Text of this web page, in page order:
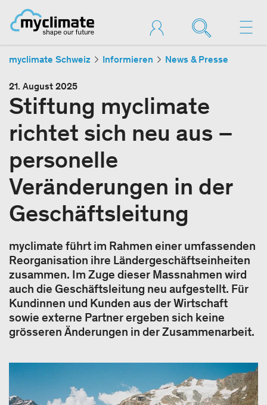
myclimate Schweiz Informieren News & Presse
21. August 2025
Stiftung myclimate
richtet sich neu aus –
personelle
Veränderungen in der
Geschäftsleitung
myclimate führt im Rahmen einer umfassenden
Reorganisation ihre Ländergeschäftseinheiten
zusammen. Im Zuge dieser Massnahmen wird
auch die Geschäftsleitung neu aufgestellt. Für
Kundinnen und Kunden aus der Wirtschaft
sowie externe Partner ergeben sich keine
grösseren Änderungen in der Zusammenarbeit.